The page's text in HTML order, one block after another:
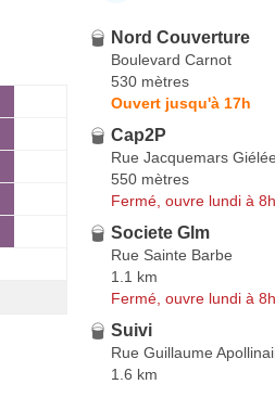
Nord Couverture
Boulevard Carnot
530 mètres
Ouvert jusqu'à 17h
Cap2P
Rue Jacquemars Giélée
550 mètres
Fermé, ouvre lundi à
Societe Glm
Rue Sainte Barbe
1.1 km
Fermé, ouvre lundi à
Suivi
Rue Guillaume
1.6 km